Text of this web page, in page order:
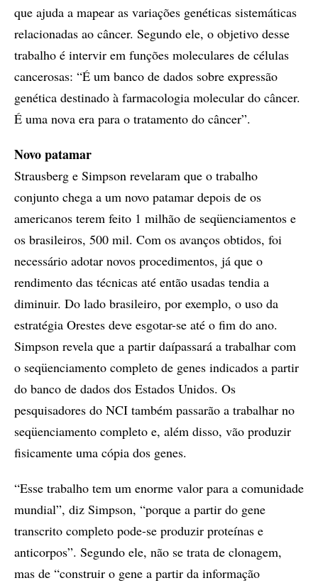
que ajuda a mapear as variações genéticas sistemáticas
relacionadas ao câncer. Segundo ele, o objetivo desse
trabalho é intervir em funções moleculares de células
cancerosas: “É um banco de dados sobre expressão
genética destinado à farmacologia molecular do câncer.
É uma nova era para o tratamento do câncer”.
Novo patamar
Strausberg e Simpson revelaram que o trabalho
conjunto chega a um novo patamar depois de os
americanos terem feito 1 milhão de seqüenciamentos e
os brasileiros, 500 mil. Com os avanços obtidos, foi
necessário adotar novos procedimentos, já que o
rendimento das técnicas até então usadas tendia a
diminuir. Do lado brasileiro, por exemplo, o uso da
estratégia Orestes deve esgotar-se até o fim do ano.
Simpson revela que a partir daípassará a trabalhar com
o seqüenciamento completo de genes indicados a partir
do banco de dados dos Estados Unidos. Os
pesquisadores do NCI também passarão a trabalhar no
seqüenciamento completo e, além disso, vão produzir
fisicamente uma cópia dos genes.
“Esse trabalho tem um enorme valor para a comunidade
mundial”, diz Simpson, “porque a partir do gene
transcrito completo pode-se produzir proteínas e
anticorpos”. Segundo ele, não se trata de clonagem,
mas de “construir o gene a partir da informação